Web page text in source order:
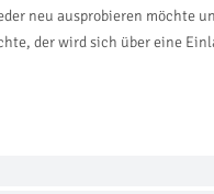
neu ausprobieren möchte
der wird sich über eine